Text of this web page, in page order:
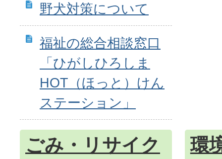
野犬対策について
福祉の総合相談窓口
「ひがしひろしま
HOT（ほっと）けん
ステーション」
ごみ・リサイク
環